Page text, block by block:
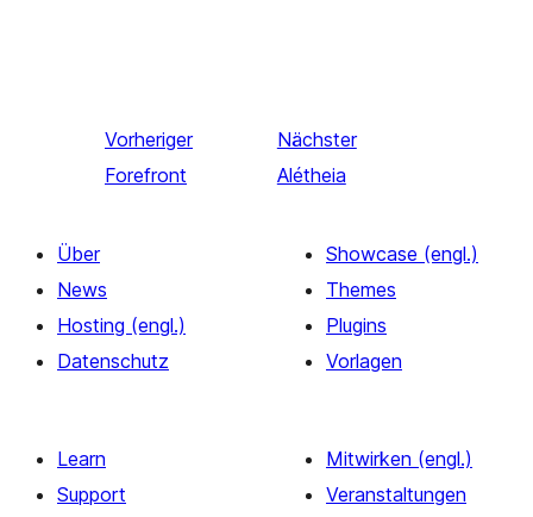
Vorheriger
Forefront
Nächster
Alétheia
Über
News
Hosting (engl.)
Datenschutz
Showcase (engl.)
Themes
Plugins
Vorlagen
Learn
Support
Mitwirken (engl.)
Veranstaltungen